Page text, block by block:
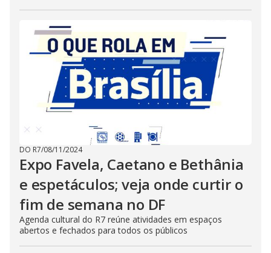
DO R7/08/11/2024
Expo Favela, Caetano e Bethânia
e espetáculos; veja onde curtir o
fim de semana no DF
Agenda cultural do R7 reúne atividades em espaços
abertos e fechados para todos os públicos